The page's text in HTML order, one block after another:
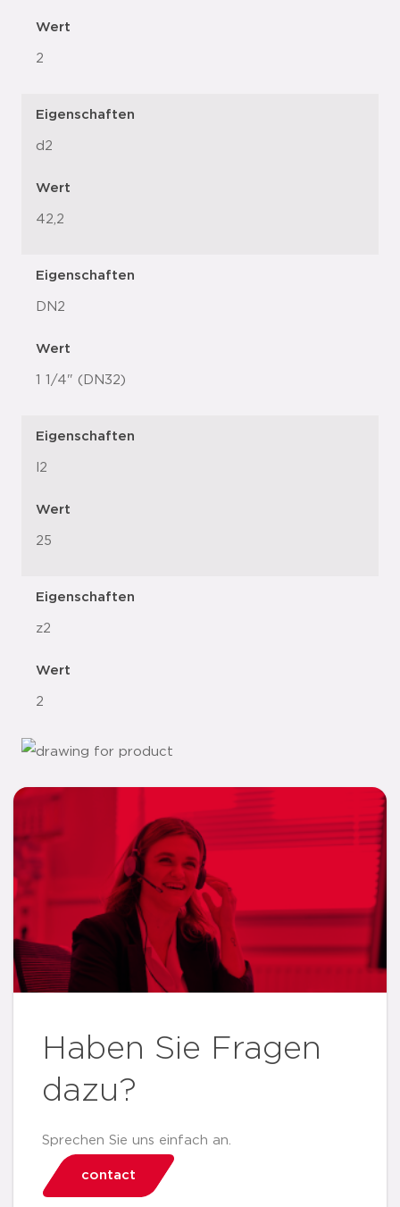
Wert
2
Eigenschaften
d2
Wert
42,2
Eigenschaften
DN2
Wert
1 1/4" (DN32)
Eigenschaften
l2
Wert
25
Eigenschaften
z2
Wert
2
Haben Sie Fragen
dazu?
Sprechen Sie uns einfach an.
contact